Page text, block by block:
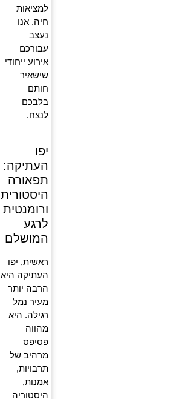
למציאות
חיה. אנו
נעצב
עבורכם
אירוע ייחודי
שישאיר
חותם
בלבכם
לנצח.
יפו
העתיקה:
תפאורה
היסטורית
ורומנטית
לרגע
המושלם
ראשית, יפו
העתיקה היא
הרבה יותר
מעיר נמל
רגילה. היא
מהווה
פסיפס
מרהיב של
תרבויות,
אמנות,
היסטוריה